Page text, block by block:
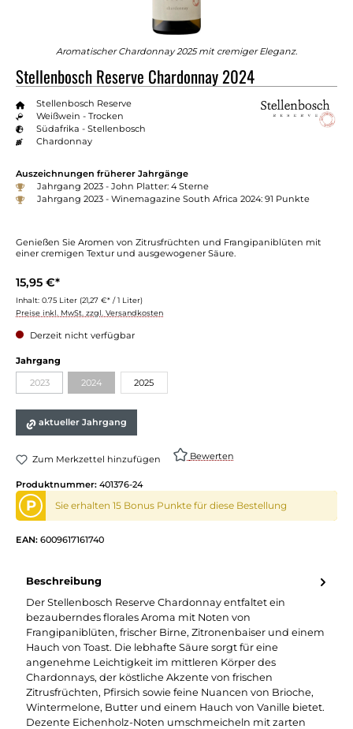
Aromatischer Chardonnay 2025 mit cremiger Eleganz.
Stellenbosch Reserve Chardonnay 2024
Stellenbosch Reserve
Weißwein - Trocken
Südafrika - Stellenbosch
Chardonnay
Auszeichnungen früherer Jahrgänge
Jahrgang 2023 - John Platter: 4 Sterne
Jahrgang 2023 - Winemagazine South Africa 2024: 91 Punkte
Genießen Sie Aromen von Zitrusfrüchten und Frangipaniblüten mit
einer cremigen Textur und ausgewogener Säure.
15,95 €*
Inhalt: 0.75 Liter (21,27 €* / 1 Liter)
Preise inkl. MwSt. zzgl. Versandkosten
Derzeit nicht verfügbar
Jahrgang
2023(Diese Option ist zurzeit nicht verfügbar.)
2024(Diese Option ist zurzeit nicht verfügbar.)
2025
aktueller Jahrgang
Zum Merkzettel hinzufügen Bewerten
Produktnummer: 401376-24
P Sie erhalten 15 Bonus Punkte für diese Bestellung
EAN: 6009617161740
Beschreibung
Der Stellenbosch Reserve Chardonnay entfaltet ein
bezauberndes florales Aroma mit Noten von
Frangipaniblüten, frischer Birne, Zitronenbaiser und einem
Hauch von Toast. Die lebhafte Säure sorgt für eine
angenehme Leichtigkeit im mittleren Körper des
Chardonnays, der köstliche Akzente von frischen
Zitrusfrüchten, Pfirsich sowie feine Nuancen von Brioche,
Wintermelone, Butter und einem Hauch von Vanille bietet.
Dezente Eichenholz-Noten umschmeicheln mit zarten